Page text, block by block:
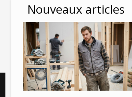
Nouveaux articles